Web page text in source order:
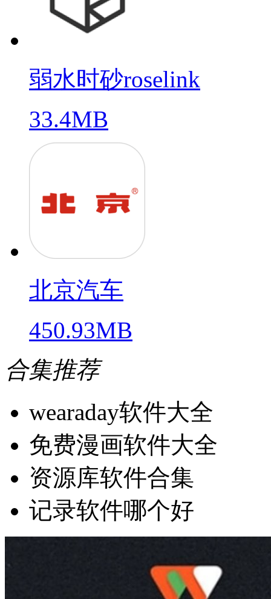
弱水时砂roselink
33.4MB
北京汽车
450.93MB
合集推荐
wearaday软件大全
免费漫画软件大全
资源库软件合集
记录软件哪个好